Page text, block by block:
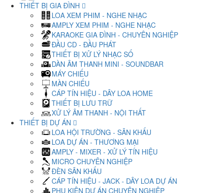
THIẾT BỊ GIA ĐÌNH
LOA XEM PHIM - NGHE NHẠC
AMPLY XEM PHIM - NGHE NHẠC
KARAOKE GIA ĐÌNH - CHUYÊN NGHIỆP
ĐẦU CD - ĐẦU PHÁT
THIẾT BỊ XỬ LÝ NHẠC SỐ
DÀN ÂM THANH MINI - SOUNDBAR
MÁY CHIẾU
MÀN CHIẾU
CÁP TÍN HIỆU - DÂY LOA HOME
THIẾT BỊ LƯU TRỮ
XỬ LÝ ÂM THANH - NỘI THẤT
THIẾT BỊ DỰ ÁN
LOA HỘI TRƯỜNG - SÂN KHẤU
LOA DỰ ÁN - THƯƠNG MẠI
AMPLY - MIXER - XỬ LÝ TÍN HIỆU
MICRO CHUYÊN NGHIỆP
ĐÈN SÂN KHẤU
CÁP TÍN HIỆU - JACK - DÂY LOA DỰ ÁN
PHỤ KIỆN DỰ ÁN CHUYÊN NGHIỆP